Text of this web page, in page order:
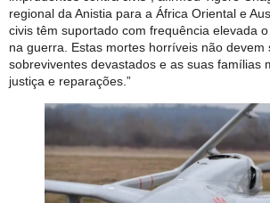
regional da Anistia para a África Oriental e
civis têm suportado com frequência elevada
na guerra. Estas mortes horríveis não devem
sobreviventes devastados e as suas famílias
justiça e reparações.”